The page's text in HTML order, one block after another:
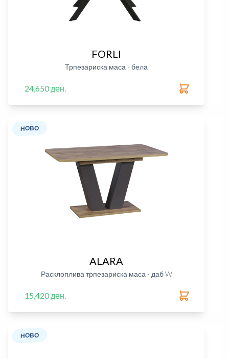
FORLI
Трпезариска маса - бела
24,650 ден.
НОВО
ALARA
Расклоплива трпезариска маса - даб W
15,420 ден.
НОВО